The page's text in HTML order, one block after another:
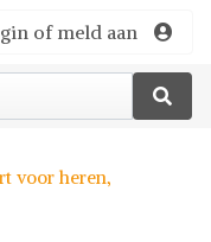
of meld aan
voor heren,